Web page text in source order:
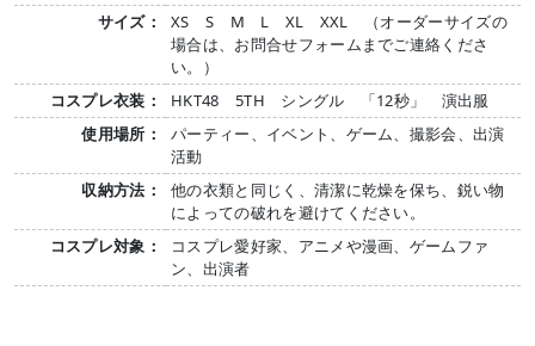
サイズ：
XS S M L XL XXL （オーダーサイズの
場合は、お問合せフォームまでご連絡くださ
い。）
コスプレ衣装：
HKT48 5TH シングル 「12秒」 演出服
使用場所：
パーティー、イベント、ゲーム、撮影会、出演
活動
収納方法：
他の衣類と同じく、清潔に乾燥を保ち、鋭い物
によっての破れを避けてください。
コスプレ対象：
コスプレ愛好家、アニメや漫画、ゲームファ
ン、出演者